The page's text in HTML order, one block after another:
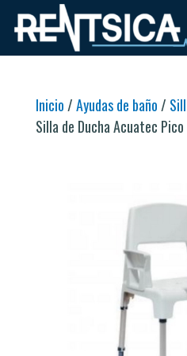
Inicio /Ayudas de baño /
Silla de Ducha Acuatec Pico